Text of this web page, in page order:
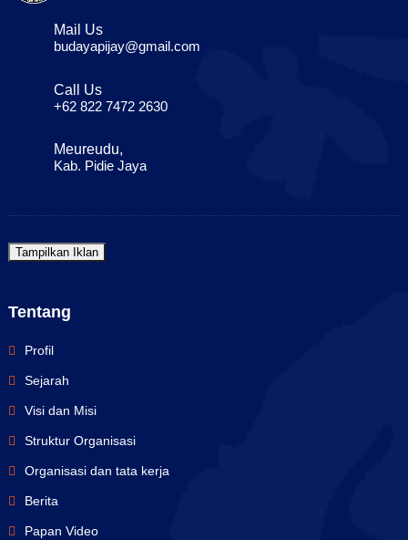
Mail Us
budayapijay@gmail.com
Call Us
+62 822 7472 2630
Meureudu,
Kab. Pidie Jaya
Tampilkan Iklan
Tentang
Profil
Sejarah
Visi dan Misi
Struktur Organisasi
Organisasi dan tata kerja
Berita
Papan Video